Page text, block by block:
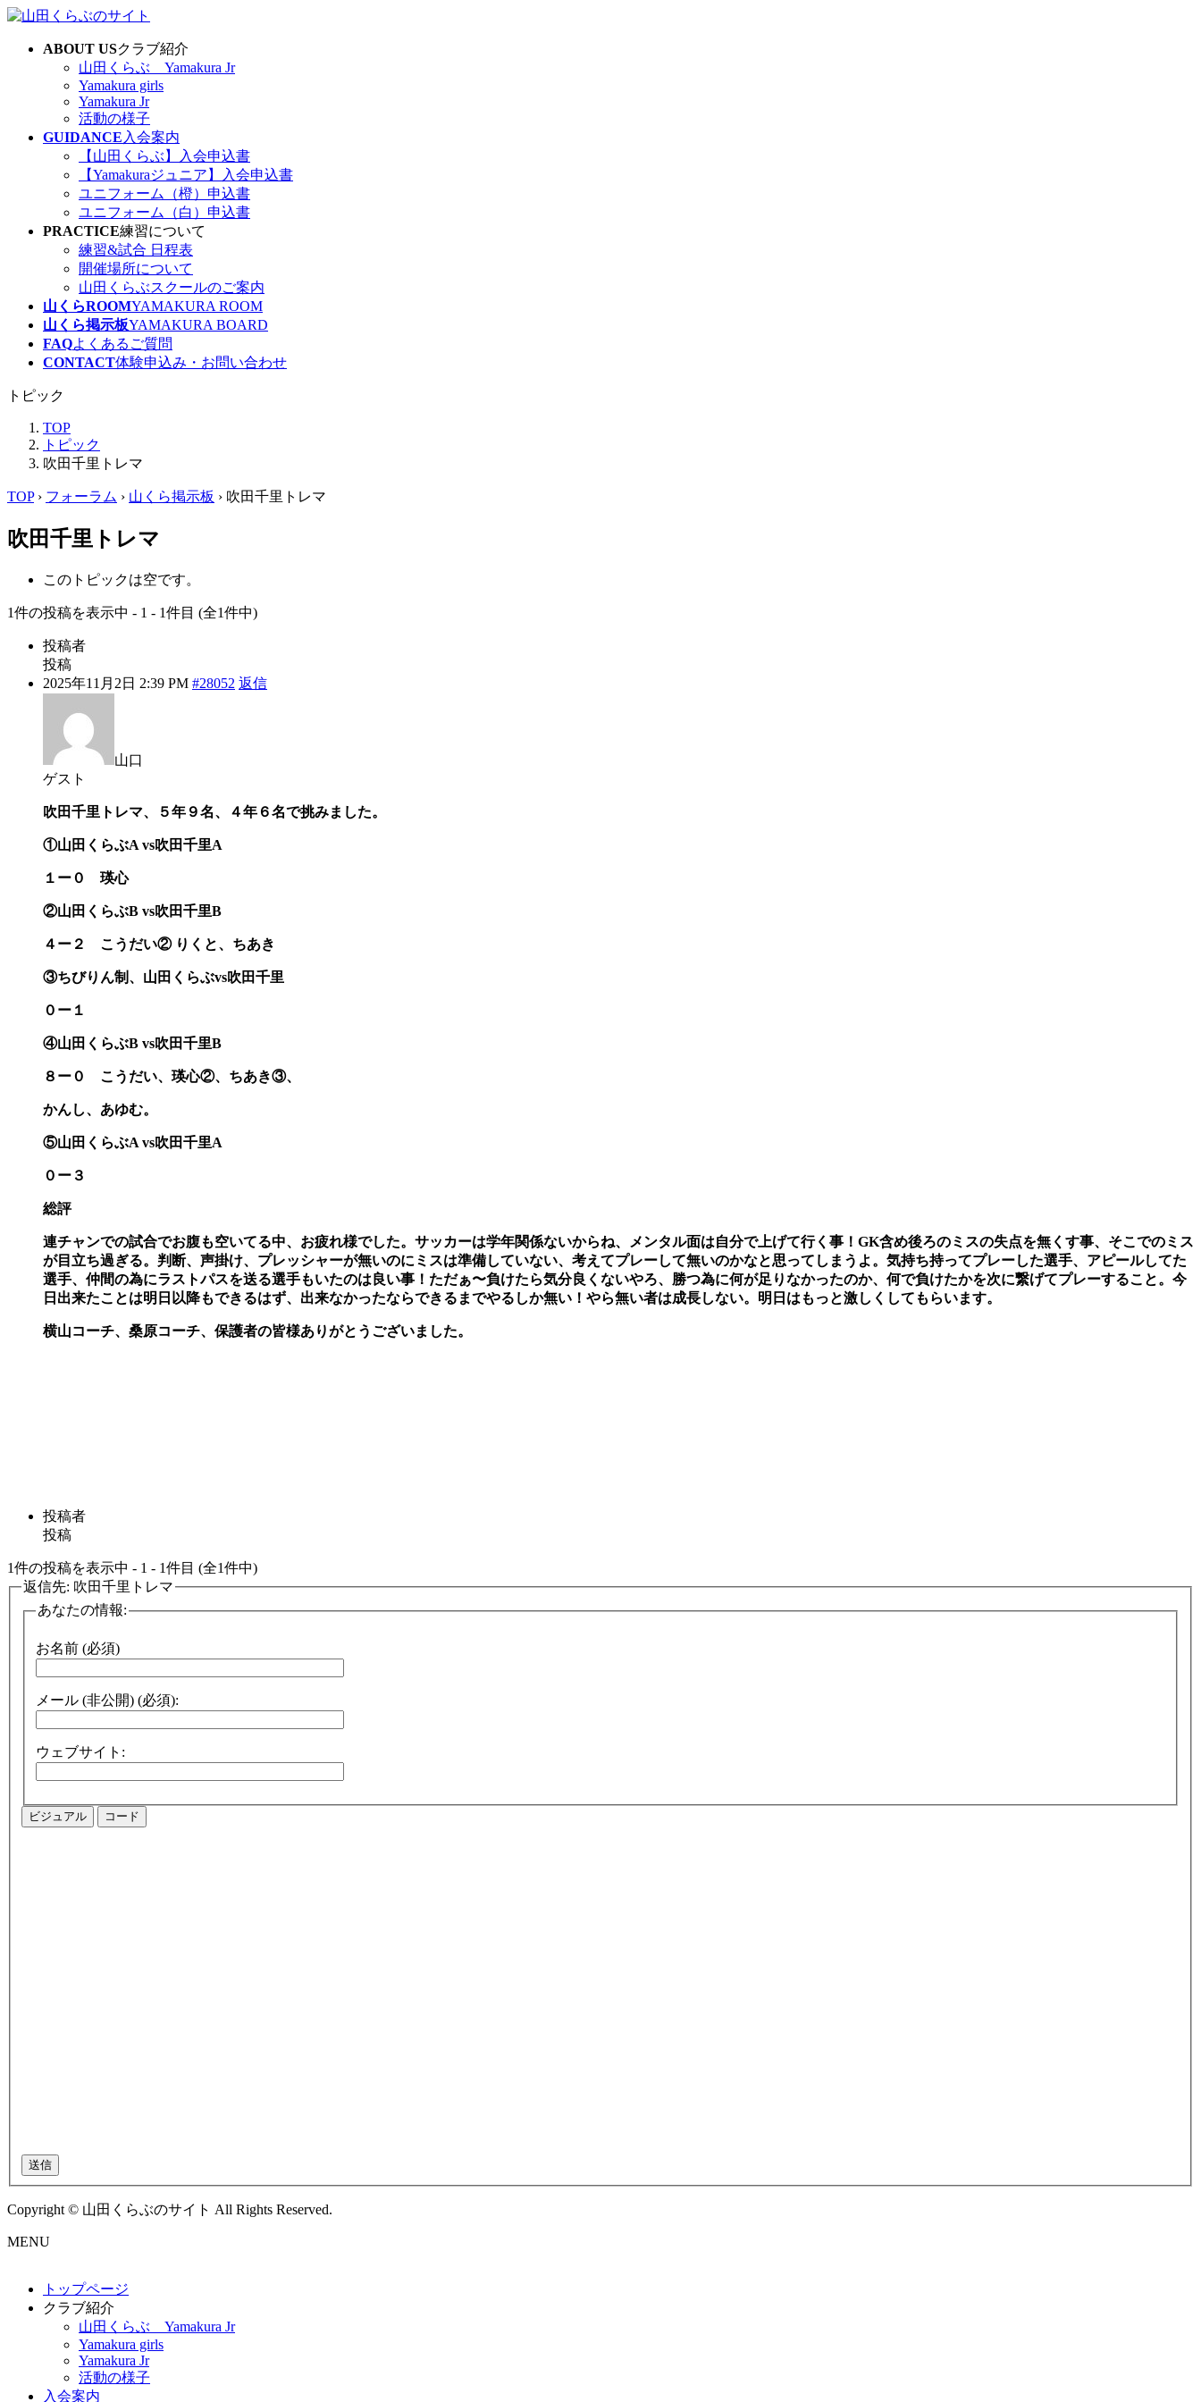
コ
ナ
ABOUT USクラブ紹介
山田くらぶ Yamakura Jr
Yamakura girls
Yamakura Jr
活動の様子
GUIDANCE 入会案内
【山田くらぶ】入会申込書
【Yamakuraジュニア】入会申込書
ユニフォーム（橙）申込書
ユニフォーム（白）申込書
PRACTICE練習について
練習&試合 日程表
開催場所について
山田くらぶスクールのご案内
山くらROOMYAMAKURA ROOM
山くら掲示板YAMAKURA BOARD
FAQよくあるご質問
CONTACT体験申込み・お問い合わせ
トピック
TOP
トピック
吹田千里トレマ
TOP › フォーラム › 山くら掲示板 › 吹田千里トレマ
吹田千里トレマ
このトピックは空です。
1件の投稿を表示中 - 1 - 1件目 (全1件中)
投稿者
投稿
2025年11月2日 2:39 PM #28052 返信
山口
ゲスト
吹田千里トレマ、５年９名、４年６名で挑みました。
①山田くらぶA vs吹田千里A
１ー０ 瑛心
②山田くらぶB vs吹田千里B
４ー２ こうだい② りくと、ちあき
③ちびりん制、山田くらぶvs吹田千里
０ー１
④山田くらぶB vs吹田千里B
８ー０ こうだい、瑛心②、ちあき③、
かんし、あゆむ。
⑤山田くらぶA vs吹田千里A
０ー３
総評
連チャンでの試合でお腹も空いてる中、お疲れ様でした。サッカーは学年関係ないからね、メンタル面は自分で上げて行く事！ GK含め後ろのミスの失点を無くす事、そこでのミス
が目立ち過ぎる。判断、声掛け、プレッシャーが無いのにミスは準備していない、考えてプレーして無いのかなと思ってしまうよ。気持ち持ってプレーした選手、アピールしてた
選手、仲間の為にラストパスを送る選手もいたのは良い事！ただぁ〜負けたら気分良くないやろ、勝つ為に何が足りなかったのか、何で負けたかを次に繋げてプレーすること。今
日出来たことは明日以降もできるはず、出来なかったならできるまでやるしか無い！やら無い者は成長しない。明日はもっと激しくしてもらいます。
横山コーチ、桑原コーチ、保護者の皆様ありがとうございました。
投稿者
投稿
1件の投稿を表示中 - 1 - 1件目 (全1件中)
返信先: 吹田千里トレマ
あなたの情報:
お名前 (必須)
メール (非公開) (必須):
ウェブサイト:
ビジュアル コード
送信
Copyright © 山田くらぶのサイト All Rights Reserved.
MENU
トップページ
クラブ紹介
山田くらぶ Yamakura Jr
Yamakura girls
Yamakura Jr
活動の様子
入会案内